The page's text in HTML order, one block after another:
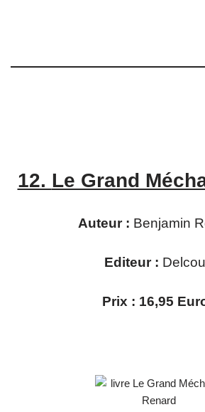
12. Le Grand
Auteur : Benjamin
Editeur :
Prix : 16,95